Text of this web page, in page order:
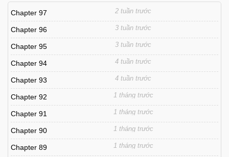
Chapter 97 2 tuần trước
Chapter 96 3 tuần trước
Chapter 95 3 tuần trước
Chapter 94 4 tuần trước
Chapter 93 4 tuần trước
Chapter 92 1 tháng trước
Chapter 91 1 tháng trước
Chapter 90 1 tháng trước
Chapter 89 1 tháng trước